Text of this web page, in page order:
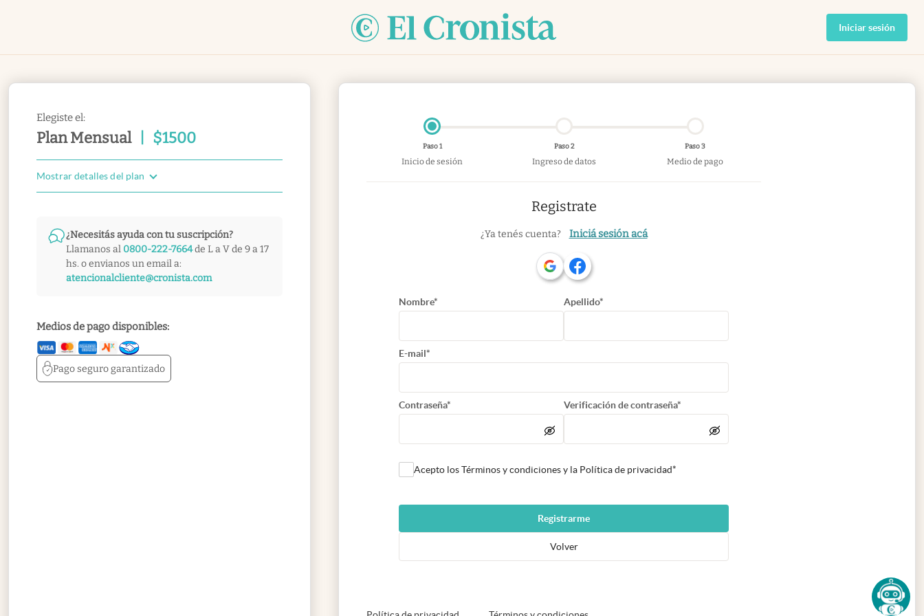
Iniciar sesión
Elegiste el:
Plan Mensual $1500
Mostrar detalles del plan
¿Necesitás ayuda con tu suscripción?
Llamanos al 0800-222-7664de L a V de 9 a 17
hs. o envianos un email a:
atencionalcliente@cronista.com
Medios de pago disponibles:
Pago segurogarantizado
Paso 1
Inicio de sesión
Paso 2
Ingreso de datos
Paso 3
Medio de pago
Registrate
¿Ya tenés cuenta? Iniciá sesión acá
Nombre* Apellido*
E-mail*
Contraseña* Verificación de contraseña*
Acepto los Términos y condiciones y la Política de privacidad*
Registrarme
Volver